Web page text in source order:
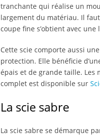
tranchante qui réalise un
largement du matériau. Il
coupe fine s’obtient avec
Cette scie comporte aussi
protection. Elle bénéficie
épais et de grande taille. Les
complet est disponible sur
La scie sabre
La scie sabre se démarque